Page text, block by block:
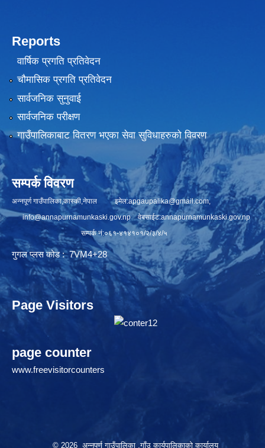
Reports
वार्षिक प्रगति प्रतिवेदन
चौमासिक प्रगति प्रतिवेदन
सार्वजनिक सुनुवाई
सार्वजनिक परीक्षण
गाउँपालिकाबाट वितरण भएका सेवा सुविधाहरुको विवरण
सम्पर्क विवरण
अन्नपूर्ण गाउँपालिका,कास्की,नेपाल इमेल:apgaupalika@gmail.com,
info@annapurnamunkaski.gov.npवेबसाईट:annapurnamunkaski.gov.np
सम्पर्क नं:०६१-४१४१०१/२/३/४/५
गुगल प्लस कोड : 7VM4+28
Page Visitors
page counter
www.freevisitorcounters
© 2026 अन्नपूर्ण गाउँपालिका ,गाँउ कार्यपालिकाको कार्यालय